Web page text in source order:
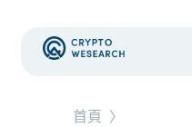
首頁 〉